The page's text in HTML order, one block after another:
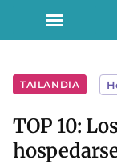
TAILANDIA
TOP 10: